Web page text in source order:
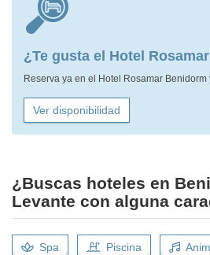
¿Te gusta el Hotel
Reserva ya en el Hotel Rosamar Benidorm
Ver disponibilidad
¿Buscas hoteles en
Levante con alguna
Spa Piscina